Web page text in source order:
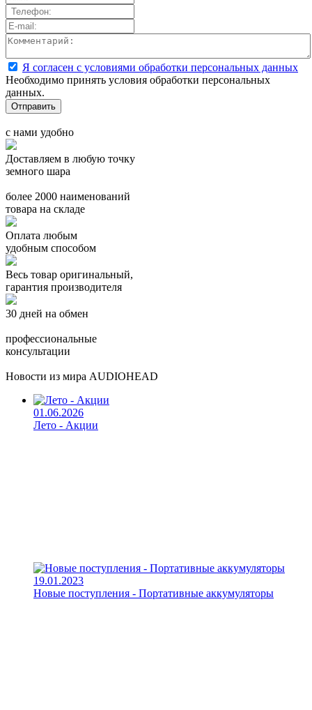
Я согласен с условиями обработки персональных данных
Необходимо принять условия обработки персональных
данных.
с нами удобно
Доставляем в любую точку
земного шара
более 2000 наименований
товара на складе
Оплата любым
удобным способом
Весь товар оригинальный,
гарантия производителя
30 дней на обмен
профессиональные
консультации
Новости из мира AUDIOHEAD
01.06.2026
Лето - Акции
19.01.2023
Новые поступления - Портативные аккумуляторы